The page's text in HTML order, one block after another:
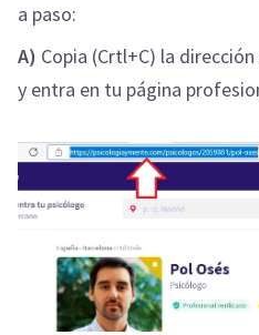
a paso:
A) Copia (Crtl+C) la
y entra en tu página